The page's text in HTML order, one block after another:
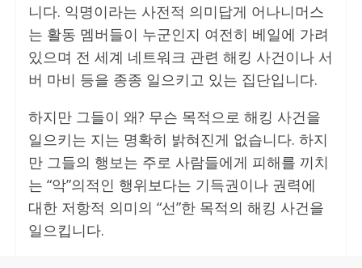
니다. 익명이라는 사전적 의미답게 어나니머스
는 활동 멤버들이 누군인지 여전히 베일에 가려
있으며 전 세계 네트워크 관련 해킹 사건이나 서
버 마비 등을 종종 일으키고 있는 집단입니다.
하지만 그들이 왜? 무슨 목적으로 해킹 사건을
일으키는 지는 명확히 밝혀진게 없습니다. 하지
만 그들의 행보는 주로 사람들에게 피해를 끼치
는 “악”의적인 행위보다는 기득권이나 권력에
대한 저항적 의미의 “선”한 목적의 해킹 사건을
일으킵니다.